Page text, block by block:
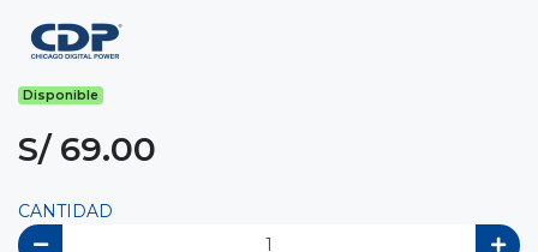
Disponible
S/ 69.00
CANTIDAD